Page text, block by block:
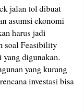
jalan tol dibuat
asumsi ekonomi
harus jadi
soal Feasibility
yang digunakan.
yang kurang
investasi bisa